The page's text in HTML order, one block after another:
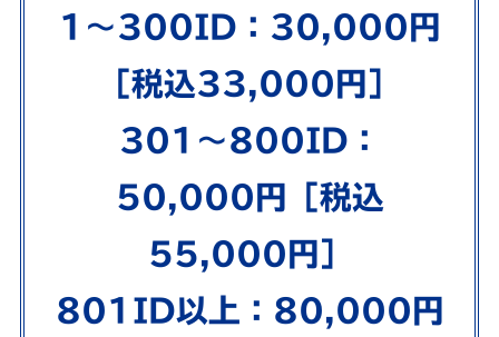
1〜300ID：30,000円
［税込33,000円］
301〜800ID：
50,000円［税込
55,000円］
801ID以上：80,000円